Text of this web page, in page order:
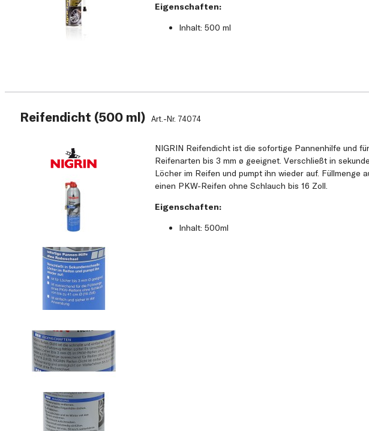
Eigenschaften:
Inhalt: 500 ml
Reifendicht (500 ml) Art.-Nr. 74074
NIGRIN Reifendicht ist die sofortige Pannenhilfe und
Reifenarten bis 3 mm ø geeignet. Verschließt in
Löcher im Reifen und pumpt ihn wieder auf. Füllmenge
einen PKW-Reifen ohne Schlauch bis 16 Zoll.
Eigenschaften:
Inhalt: 500ml